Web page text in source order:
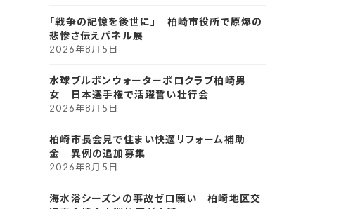
「戦争の記憶を後世に」 柏崎市役所で原爆の
悲惨さ伝えパネル展
2026年8月5日
水球ブルボンウォーターポロクラブ柏崎男
女 日本選手権で活躍誓い壮行会
2026年8月5日
柏崎市長会見で住まい快適リフォーム補助
金 異例の追加募集
2026年8月5日
海水浴シーズンの事故ゼロ願い 柏崎地区交